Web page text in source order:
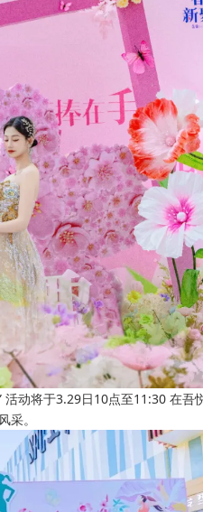
动将于3.29日10点至11:30 在吾
采。